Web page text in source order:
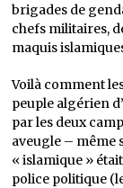
brigades de
chefs militaires,
maquis
Voilà comment
peuple algérien
par les deux
aveugle – même
« islamique »
police politique